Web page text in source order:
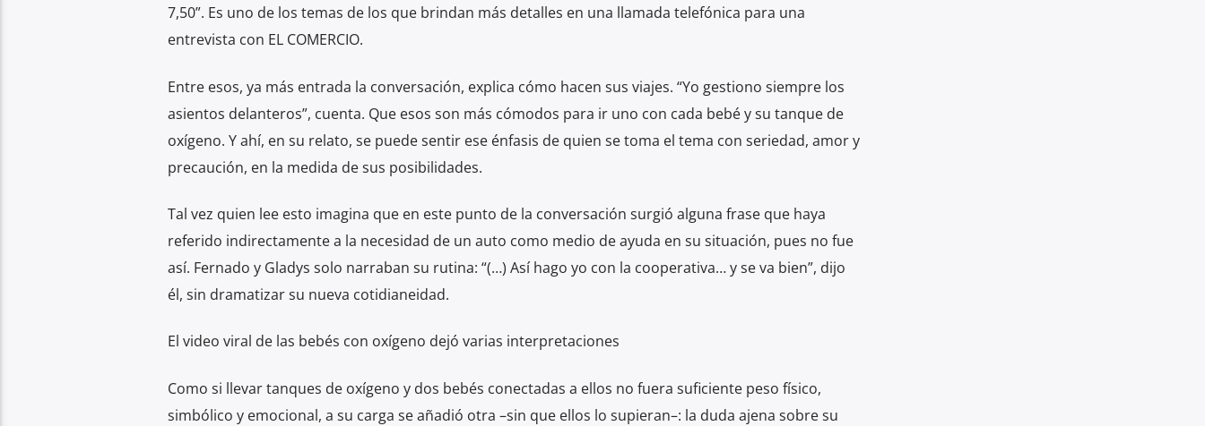
7,50”. Es uno de los temas de los que brindan más detalles en una llamada telefónica para una
entrevista con EL COMERCIO.
Entre esos, ya más entrada la conversación, explica cómo hacen sus viajes. “Yo gestiono siempre los
asientos delanteros”, cuenta. Que esos son más cómodos para ir uno con cada bebé y su tanque de
oxígeno. Y ahí, en su relato, se puede sentir ese énfasis de quien se toma el tema con seriedad, amor y
precaución, en la medida de sus posibilidades.
Tal vez quien lee esto imagina que en este punto de la conversación surgió alguna frase que haya
referido indirectamente a la necesidad de un auto como medio de ayuda en su situación, pues no fue
así. Fernado y Gladys solo narraban su rutina: “(…) Así hago yo con la cooperativa… y se va bien”, dijo
él, sin dramatizar su nueva cotidianeidad.
El video viral de las bebés con oxígeno dejó varias interpretaciones
Como si llevar tanques de oxígeno y dos bebés conectadas a ellos no fuera suficiente peso físico,
simbólico y emocional, a su carga se añadió otra –sin que ellos lo supieran–: la duda ajena sobre su